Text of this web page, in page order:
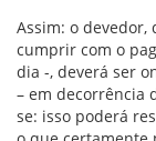
Assim: o devedor,
cumprir com o
dia -, deverá ser
– em decorrência
se: isso poderá